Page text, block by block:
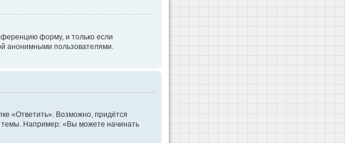
форму, и только если
анонимными пользователями.
«Ответить». Возможно, придётся
темы. Например: «Вы можете начинать